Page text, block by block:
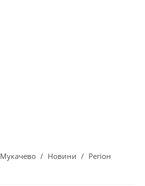
Мукачево / Новини / Регіон